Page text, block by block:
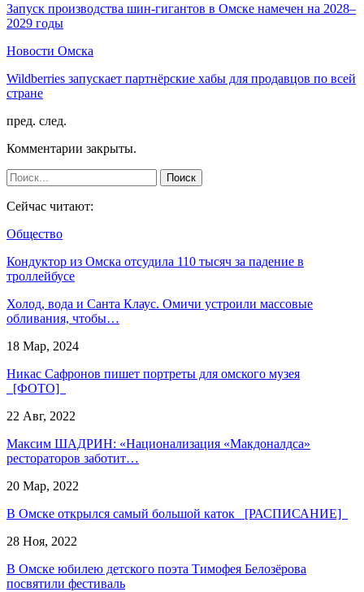
Запуск производства шин-гигантов в Омске намечен на 2028–
2029 годы
Новости Омска
Wildberries запускает партнёрские хабы для продавцов по всей
стране
пред. след.
Комментарии закрыты.
Сейчас читают:
Общество
Кондуктор из Омска отсудила 110 тысяч за падение в
троллейбусе
Холод, вода и Санта Клаус. Омичи устроили массовые
обливания, чтобы…
18 Мар, 2024
Никас Сафронов пишет портреты для омского музея
[ФОТО]
22 Авг, 2022
Максим ШАДРИН: «Национализация «Макдоналдса»
рестораторов заботит…
20 Мар, 2022
В Омске открылся самый большой каток [РАСПИСАНИЕ]
28 Ноя, 2022
В Омске юбилею детского поэта Тимофея Белозёрова
посвятили фестиваль